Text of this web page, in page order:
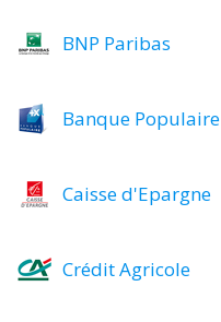
BNP Paribas
Banque Populaire
Caisse d'Epargne
Crédit Agricole